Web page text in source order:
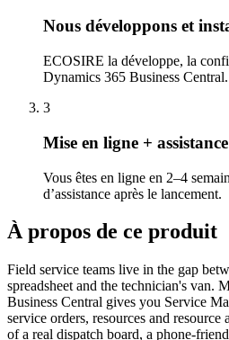
Nous développons et
ECOSIRE la développe, la
Dynamics 365 Business Central.
3
Mise en ligne + assistance
Vous êtes en ligne en 2–4
d’assistance après le lancement.
À propos de ce produit
Field service teams live in the gap
spreadsheet and the technician's van.
Business Central gives you Service
service orders, resources and
of a real dispatch board, a phone-